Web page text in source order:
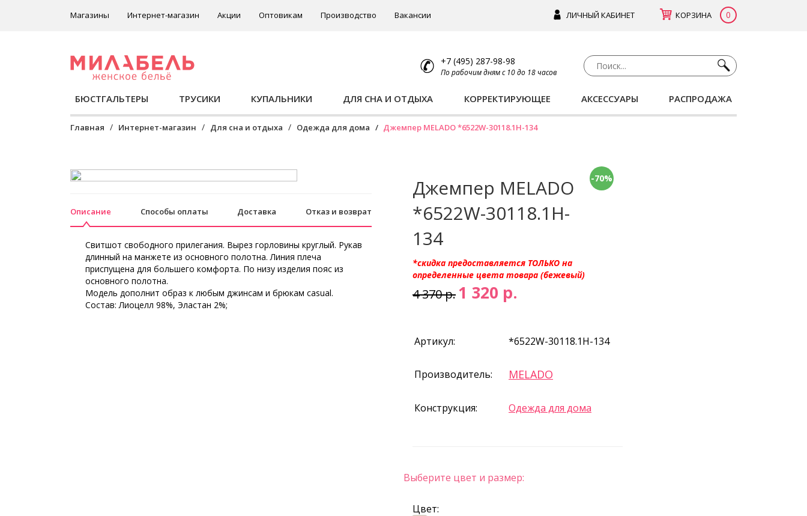
ЛИЧНЫЙ КАБИНЕТ КОРЗИНА 0
Магазины Интернет-магазин Акции Оптовикам Производство Вакансии
+7 (495) 287-98-98
По рабочим дням с 10 до 18 часов
БЮСТГАЛЬТЕРЫ ТРУСИКИ КУПАЛЬНИКИ ДЛЯ СНА И ОТДЫХА КОРРЕКТИРУЮЩЕЕ АКСЕССУАРЫ РАСПРОДАЖА
Главная Интернет-магазин Для сна и отдыха Одежда для дома Джемпер MELADO *6522W-30118.1H-134
Описание Способы оплаты Доставка Отказ и возврат
Свитшот свободного прилегания. Вырез горловины круглый. Рукав
длинный на манжете из основного полотна. Линия плеча
приспущена для большего комфорта. По низу изделия пояс из
основного полотна.
Модель дополнит образ к любым джинсам и брюкам casual.
Состав: Лиоцелл 98%, Эластан 2%;
-70%
Джемпер MELADO
*6522W-30118.1H-
134
*скидка предоставляется ТОЛЬКО на
определенные цвета товара (бежевый)
4 370 р.1 320 р.
Артикул: *6522W-30118.1H-134
Производитель: MELADO
Конструкция: Одежда для дома
Выберите цвет и размер:
Цвет: